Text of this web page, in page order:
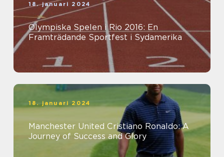
18. januari 2024
Olympiska Spelen i Rio 2016: En
Framträdande Sportfest i Sydamerika
18. januari 2024
Manchester United Cristiano Ronaldo: A
Journey of Success and Glory